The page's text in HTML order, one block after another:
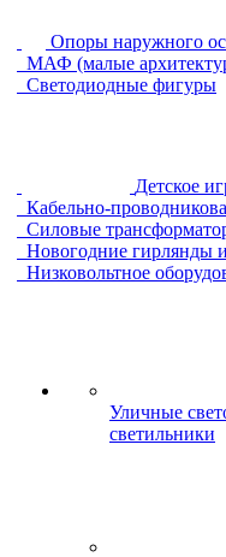
Опоры наружного
МАФ (малые
Светодиодные фигуры
Детское
Кабельно-
Силовые
Новогодние гирлянды
Низковольтное
Уличные
светильники